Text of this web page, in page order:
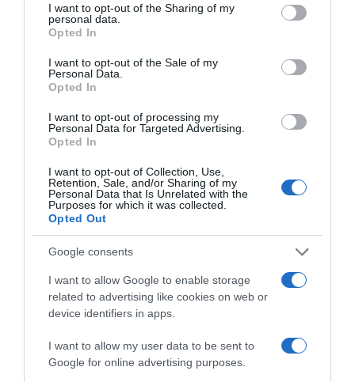
not limited to your visit or usage behaviour. You may click to
grant or deny consent to Google and its third-party tags to
use your data for below specified purposes in below Google
consent section.
I want to opt-out of the Sharing of my
personal data.
Opted In
I want to opt-out of the Sale of my
Personal Data.
Opted In
I want to opt-out of processing my
Personal Data for Targeted Advertising.
Opted In
I want to opt-out of Collection, Use,
Retention, Sale, and/or Sharing of my
Personal Data that Is Unrelated with the
Purposes for which it was collected.
Opted Out
Google consents
I want to allow Google to enable storage
related to advertising like cookies on web or
device identifiers in apps.
I want to allow my user data to be sent to
Google for online advertising purposes.
Δείτε εντυπωσιακές φωτογραφίες μέσα από
τον Τύμβο Καστά της Αμφίπολης Σερρών
Θα παρουσιαστεί και θα είναι διαθέσιμος στο ευρύ
κοινό το 2027
19.04.2023 - 23:19